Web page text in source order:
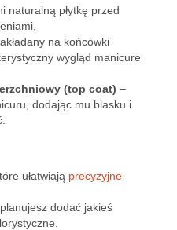
naturalną płytkę przed
na końcówki
wygląd manicure
(top coat) –
dodając mu blasku i
ułatwiają precyzyjne
planujesz dodać jakieś